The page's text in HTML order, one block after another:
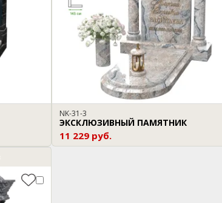
NK-31-3
ЭКСКЛЮЗИВНЫЙ ПАМЯТНИК
11 229 руб.